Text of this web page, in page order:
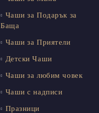
Чаши за Подарък за
Баща
Чаши за Приятели
Детски Чаши
Чаши за любим човек
Чаши с надписи
Празници